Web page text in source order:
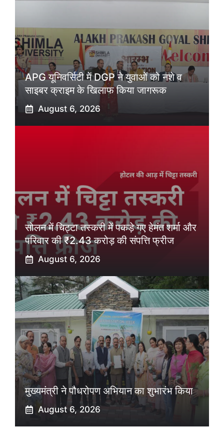
APG यूनिवर्सिटी में DGP ने युवाओं को नशे व
साइबर क्राइम के खिलाफ किया जागरूक
August 6, 2026
सोलन में चिट्टा तस्करी में पकड़े गए हेमंत शर्मा और
परिवार की ₹2.43 करोड़ की संपत्ति फ्रीज
August 6, 2026
मुख्यमंत्री ने पौधरोपण अभियान का शुभारंभ किया
August 6, 2026